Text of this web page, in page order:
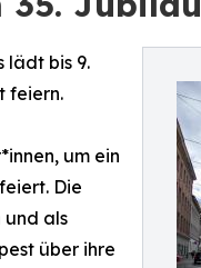
lädt bis 9.
feiern.
um ein
Die
und als
über ihre